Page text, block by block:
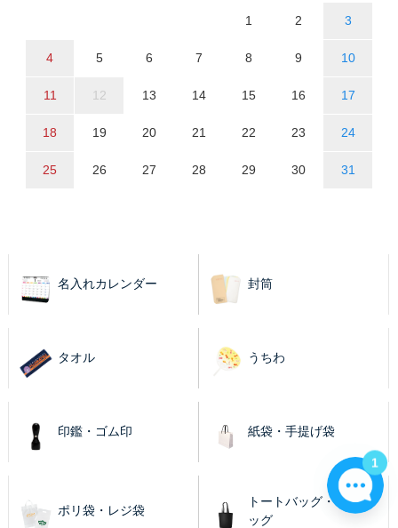
1 2 3
4 5 6 7 8 9 10
11 12 13 14 15 16 17
18 19 20 21 22 23 24
25 26 27 28 29 30 31
名入れカレンダー 封筒
タオル うちわ
印鑑・ゴム印 紙袋・手提げ袋
ポリ袋・レジ袋
トートバッグ・エコバ
ッグ
1